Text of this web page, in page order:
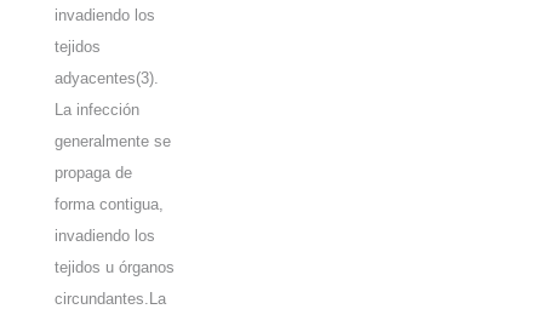
invadiendo los
tejidos
adyacentes(3)
La infección
generalmente se
propaga de
forma contigua,
invadiendo los
tejidos u órganos
circundantes.La